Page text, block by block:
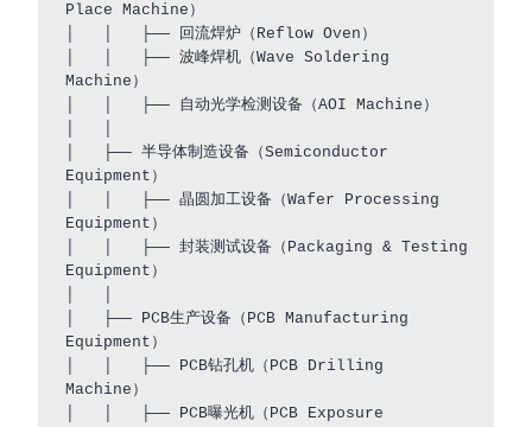
Place Machine）
│   │   ├── 回流焊炉（Reflow Oven）
│   │   ├── 波峰焊机（Wave Soldering
Machine）
│   │   ├── 自动光学检测设备（AOI Machine）
│   ├── 半导体制造设备（Semiconductor
Equipment）
│   │   ├── 晶圆加工设备（Wafer Processing
Equipment）
│   │   ├── 封装测试设备（Packaging & Testing
Equipment）
│   ├── PCB生产设备（PCB Manufacturing
Equipment）
│   │   ├── PCB钻孔机（PCB Drilling
Machine）
│   │   ├── PCB曝光机（PCB Exposure